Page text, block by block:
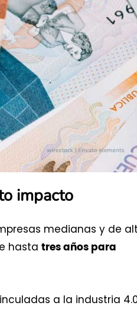
impacto
medianas y de
hasta tres años para
a la industria